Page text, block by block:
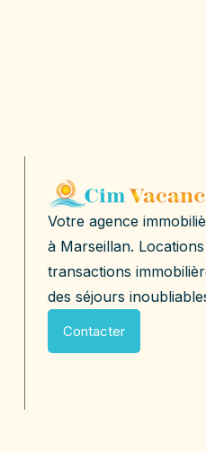
Votre agence
à Marseillan.
transactions
des séjours
Contacter